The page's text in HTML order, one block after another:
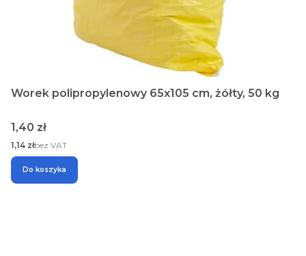
Worek polipropylenowy 65x105 cm, żółty, 50 kg
Cena
1,40 zł
Cena
1,14 złbez VAT
Do koszyka